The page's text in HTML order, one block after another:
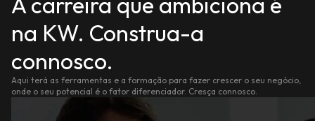
na KW. Construa-a
connosco.
Aqui terá as ferramentas e a formação para fazer crescer o seu negócio,
onde o seu potencial é o fator diferenciador. Cresça connosco.